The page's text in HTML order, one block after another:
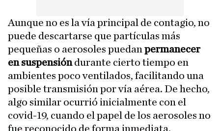
Aunque no es la vía principal de contagio, no
puede descartarse que partículas más
pequeñas o aerosoles puedan permanecer
en suspensióndurante cierto tiempo en
ambientes poco ventilados, facilitando una
posible transmisión por vía aérea. De hecho,
algo similar ocurrió inicialmente con el
covid-19, cuando el papel de los aerosoles no
fue reconocido de forma inmediata.